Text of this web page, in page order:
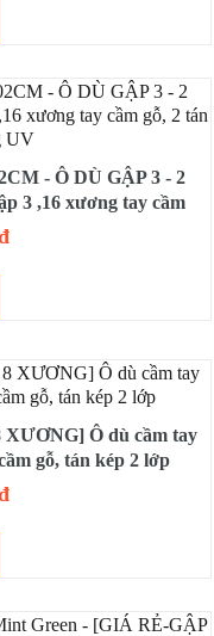
- Ô DÙ GẬP 3 - 2
3 ,16 xương tay cầm
UV
XƯƠNG] Ô dù cầm tay
gỗ, tán kép 2 lớp